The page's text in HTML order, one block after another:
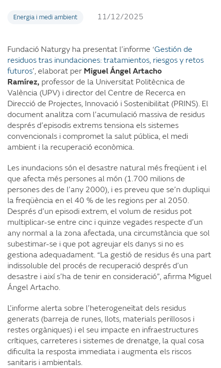
Energia i medi ambient 11/12/2025
Fundació Naturgy ha presentat l’informe ‘Gestión de
residuos tras inundaciones: tratamientos, riesgos y retos
futuros’, elaborat per Miguel Ángel Artacho
Ramírez, professor de la Universitat Politècnica de
València (UPV) i director del Centre de Recerca en
Direcció de Projectes, Innovació i Sostenibilitat (PRINS). El
document analitza com l’acumulació massiva de residus
després d’episodis extrems tensiona els sistemes
convencionals i compromet la salut pública, el medi
ambient i la recuperació econòmica.
Les inundacions són el desastre natural més freqüent i el
que afecta més persones al món (1.700 milions de
persones des de l’any 2000), i es preveu que se’n dupliqui
la freqüència en el 40 % de les regions per al 2050.
Després d’un episodi extrem, el volum de residus pot
multiplicar-se entre cinc i quinze vegades respecte d’un
any normal a la zona afectada, una circumstància que sol
subestimar-se i que pot agreujar els danys si no es
gestiona adequadament. “La gestió de residus és una part
indissoluble del procés de recuperació després d’un
desastre i així s’ha de tenir en consideració”, afirma Miguel
Ángel Artacho.
L’informe alerta sobre l’heterogeneïtat dels residus
generats (barreja de runes, llots, materials perillosos i
restes orgàniques) i el seu impacte en infraestructures
crítiques, carreteres i sistemes de drenatge, la qual cosa
dificulta la resposta immediata i augmenta els riscos
sanitaris i ambientals.